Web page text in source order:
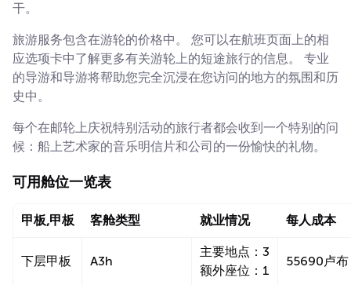
干。
旅游服务包含在游轮的价格中。 您可以在航班页面上的相
应选项卡中了解更多有关游轮上的短途旅行的信息。 专业
的导游和导游将帮助您完全沉浸在您访问的地方的氛围和历
史中。
每个在邮轮上庆祝特别活动的旅行者都会收到一个特别的问
候：船上艺术家的音乐明信片和公司的一份愉快的礼物。
可用舱位一览表
甲板,甲板 客舱类型 就业情况 每人成本
下层甲板 A3h
主要地点：3
额外座位：1
55690卢布